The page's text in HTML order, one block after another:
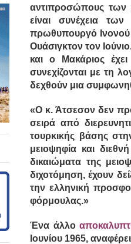
αντιπροσώπους των
είναι συνέχεια
πρωθυπουργό
Ουάσιγκτον τον
και ο Μακάριος
συνεχίζονται με τη
δεχθούν μια
«Ο κ. Άτσεσον δεν
σειρά από
τουρκικής βάσης
μειοψηφία και
δικαιώματα της
διχοτόμηση, έχουν
την ελληνική
φόρμουλας.»
Ένα άλλο
Ιουνίου 1965,